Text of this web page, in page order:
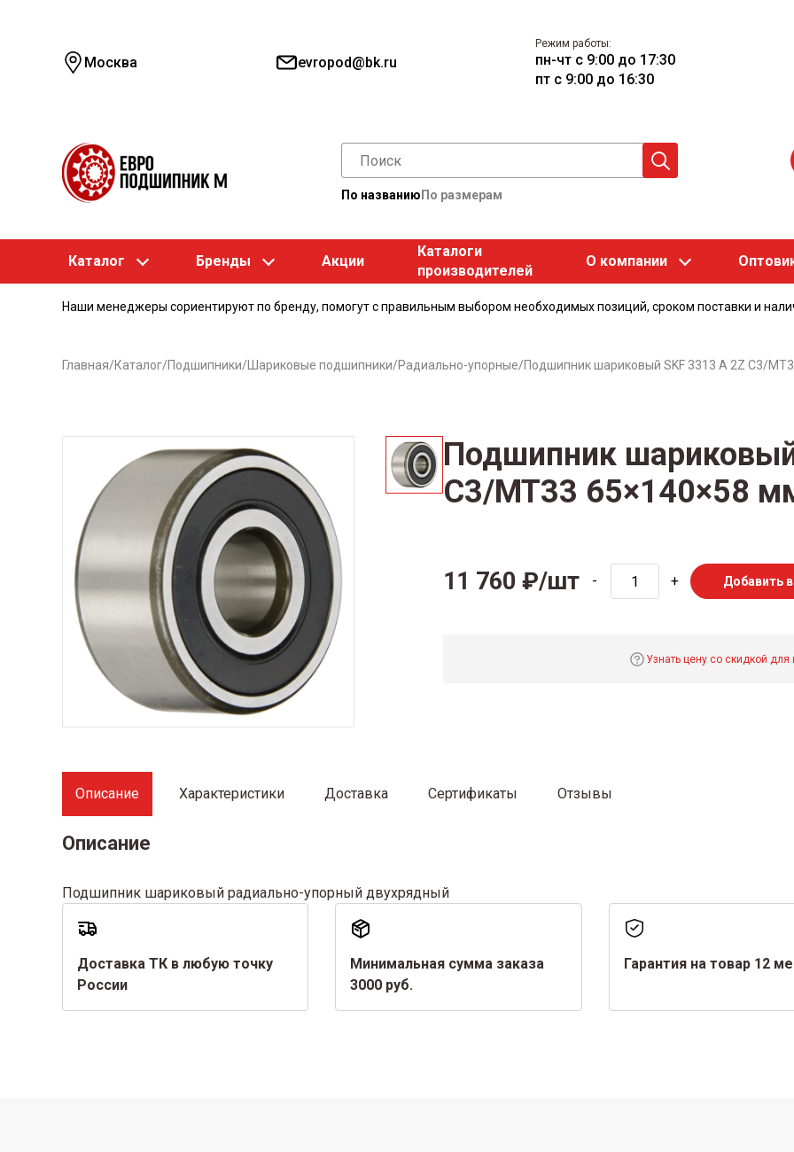
Москва evropod@bk.ru
Режим работы:
пн-чт с 9:00 до 17:30
пт с 9:00 до 16:30
По названию По размерам
Каталог Бренды Акции
Каталоги
производителей
О компании
Наши менеджеры сориентируют по бренду, помогут с правильным выбором необходимых позиций, сроком поставки и
Главная/Каталог/Подшипники/ Шариковые подшипники/Радиально-упорные/Подшипник шариковый SKF 3313 А 2Z C3/
Подшипник
C3/MT33 65×140×58
11 760 ₽/шт - + Добавить
Узнать цену со скидкой
Описание Характеристики Доставка Сертификаты Отзывы
Описание
Подшипник шариковый радиально-упорный двухрядный
Доставка ТК в любую точку
России
Минимальная сумма заказа
3000 руб.
Гарантия на товар 12